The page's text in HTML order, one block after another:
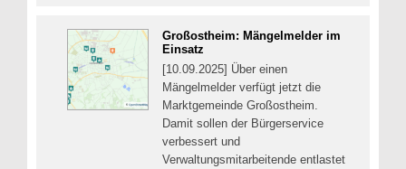
Großostheim: Mängelmelder im
Einsatz
[10.09.2025] Über einen
Mängelmelder verfügt jetzt die
Marktgemeinde Großostheim.
Damit sollen der Bürgerservice
verbessert und
Verwaltungsmitarbeitende entlastet